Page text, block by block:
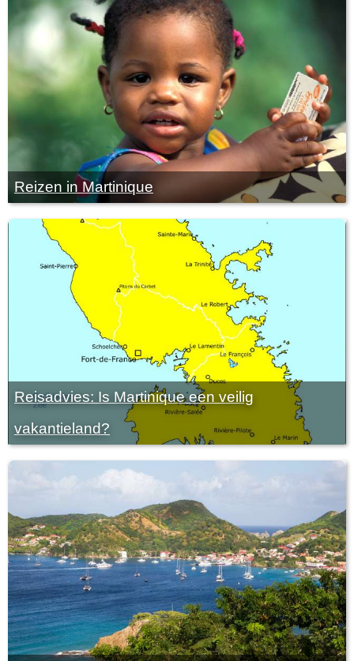
Reizen in Martinique
Reisadvies: Is Martinique een veilig
vakantieland?